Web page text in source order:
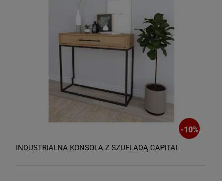
-10%
INDUSTRIALNA KONSOLA Z SZUFLADĄ CAPITAL